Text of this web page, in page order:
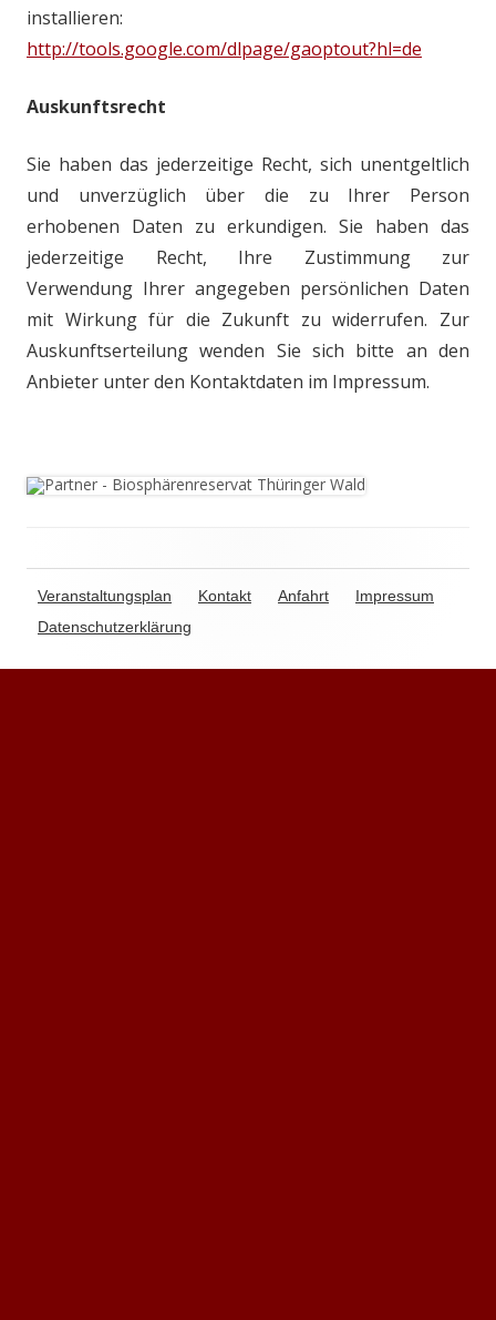
installieren:
http://tools.google.com/dlpage/gaoptout?hl=de
Auskunftsrecht
Sie haben das jederzeitige Recht, sich unentgeltlich
und unverzüglich über die zu Ihrer Person
erhobenen Daten zu erkundigen. Sie haben das
jederzeitige Recht, Ihre Zustimmung zur
Verwendung Ihrer angegeben persönlichen Daten
mit Wirkung für die Zukunft zu widerrufen. Zur
Auskunftserteilung wenden Sie sich bitte an den
Anbieter unter den Kontaktdaten im Impressum.
Veranstaltungsplan Kontakt Anfahrt
Impressum
Datenschutzerklärung